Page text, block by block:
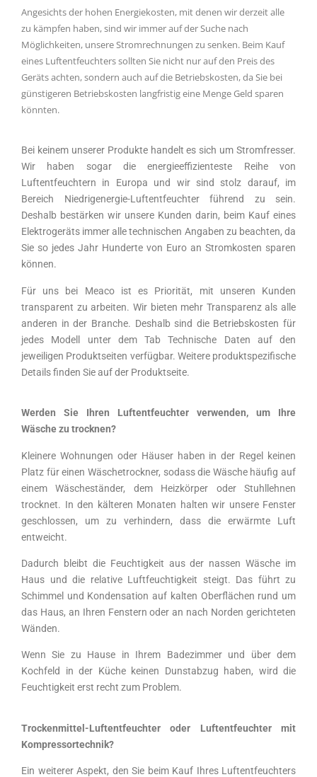
Angesichts der hohen Energiekosten, mit denen wir derzeit alle
zu kämpfen haben, sind wir immer auf der Suche nach
Möglichkeiten, unsere Stromrechnungen zu senken. Beim Kauf
eines Luftentfeuchters sollten Sie nicht nur auf den Preis des
Geräts achten, sondern auch auf die Betriebskosten, da Sie bei
günstigeren Betriebskosten langfristig eine Menge Geld sparen
könnten.
Bei keinem unserer Produkte handelt es sich um Stromfresser.
Wir haben sogar die energieeffizienteste Reihe von
Luftentfeuchtern in Europa und wir sind stolz darauf, im
Bereich Niedrigenergie-Luftentfeuchter führend zu sein.
Deshalb bestärken wir unsere Kunden darin, beim Kauf eines
Elektrogeräts immer alle technischen Angaben zu beachten, da
Sie so jedes Jahr Hunderte von Euro an Stromkosten sparen
können.
Für uns bei Meaco ist es Priorität, mit unseren Kunden
transparent zu arbeiten. Wir bieten mehr Transparenz als alle
anderen in der Branche. Deshalb sind die Betriebskosten für
jedes Modell unter dem Tab Technische Daten auf den
jeweiligen Produktseiten verfügbar. Weitere produktspezifische
Details finden Sie auf der Produktseite.
Werden Sie Ihren Luftentfeuchter verwenden, um Ihre
Wäsche zu trocknen?
Kleinere Wohnungen oder Häuser haben in der Regel keinen
Platz für einen Wäschetrockner, sodass die Wäsche häufig auf
einem Wäscheständer, dem Heizkörper oder Stuhllehnen
trocknet. In den kälteren Monaten halten wir unsere Fenster
geschlossen, um zu verhindern, dass die erwärmte Luft
entweicht.
Dadurch bleibt die Feuchtigkeit aus der nassen Wäsche im
Haus und die relative Luftfeuchtigkeit steigt. Das führt zu
Schimmel und Kondensation auf kalten Oberflächen rund um
das Haus, an Ihren Fenstern oder an nach Norden gerichteten
Wänden.
Wenn Sie zu Hause in Ihrem Badezimmer und über dem
Kochfeld in der Küche keinen Dunstabzug haben, wird die
Feuchtigkeit erst recht zum Problem.
Trockenmittel-Luftentfeuchter oder Luftentfeuchter mit
Kompressortechnik?
Ein weiterer Aspekt, den Sie beim Kauf Ihres Luftentfeuchters